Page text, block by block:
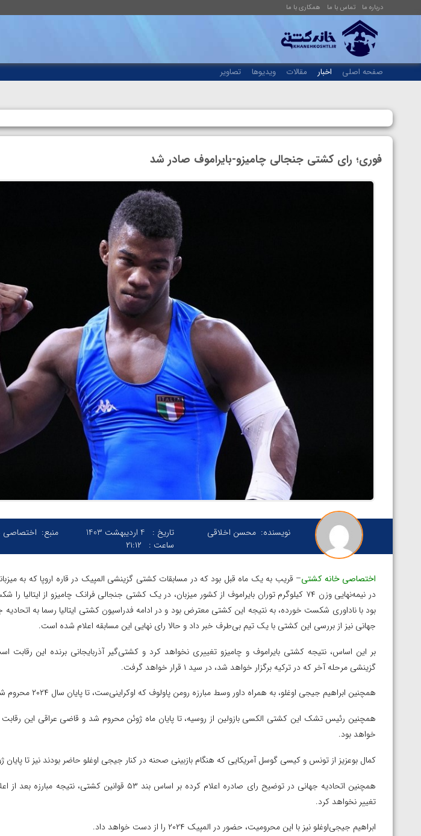
درباره ما تماس با ما همکاری با ما
صفحه اصلی اخبار مقالات ویدیوها تصاویر
فوری؛ رای کشتی جنجالی چامیزو-بایراموف صادر شد
نویسنده: محسن اخلاقی تاریخ :
4 اردیبهشت 1403
ساعت :
۲۱:۱۲
منبع: اختصاصی
اختصاصی خانه کشتی– قریب به یک ماه قبل بود که در مسابقات کشتی گزینشی المپیک در قاره اروپا که به
در نیمه‌نهایی وزن ۷۴ کیلوگرم توران بایراموف از کشور میزبان، در یک کشتی جنجالی فرانک چامیزو از
بود با ناداوری شکست خورده، به نتیجه این کشتی معترض بود و در ادامه فدراسیون کشتی ایتالیا رسما به
جهانی نیز از بررسی این کشتی با یک تیم بی‌طرف خبر داد و حالا رای نهایی این مسابقه اعلام شده است.
بر این اساس، نتیجه کشتی بایراموف و چامیزو تغییری نخواهد کرد و کشتی‌گیر آذربایجانی برنده این رقابت
گزینشی مرحله آخر که در ترکیه برگزار خواهد شد، در سید ۱ قرار خواهد گرفت.
همچنین ابراهیم جیجی اوغلو، به همراه داور وسط مبارزه رومن پاولوف که اوکراینی‌ست، تا پایان سال ۲۰۲۴ محروم شدند.
همچنین رئیس تشک این کشتی الکسی بازولین از روسیه، تا پایان ماه ژوئن محروم شد و قاضی عراقی این رقابت
خواهد بود.
کمال بوعزیز از تونس و کیسی گوسل آمریکایی که هنگام بازبینی صحنه در کنار جیجی اوغلو حاضر بودند نیز تا
همچنین اتحادیه جهانی در توضیح رای صادره اعلام کرده بر اساس بند ۵۳
تغییر نخواهد کرد.
ابراهیم جیجی‌اوغلو نیز با این محرومیت، حضور در المپیک ۲۰۲۴ را از دست خواهد داد.
امین میرزازاده
ویدیو؛ باخت امین کاویانی نژاد مقابل مالخاز آمویان از